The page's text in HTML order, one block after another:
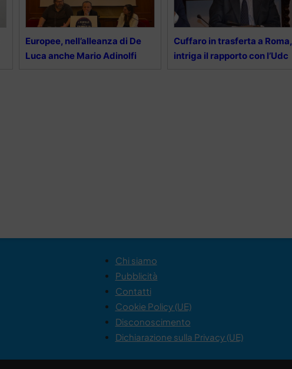
Europee, nell’alleanza di De
Luca anche Mario Adinolfi
Cuffaro in trasferta a Roma,
intriga il rapporto con l’Udc
Chi siamo
Pubblicità
Contatti
Cookie Policy (UE)
Disconoscimento
Dichiarazione sulla Privacy (UE)